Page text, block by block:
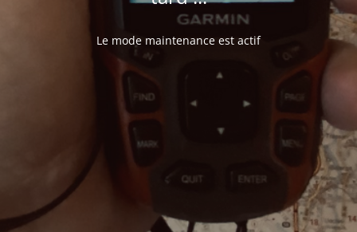
Le mode maintenance est actif